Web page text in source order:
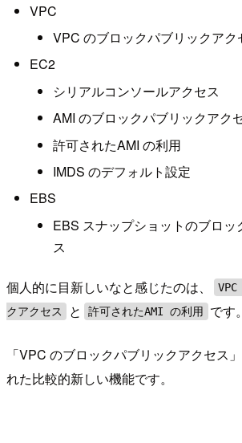
VPC
VPC のブロックパブリックアク
EC2
シリアルコンソールアクセス
AMI のブロックパブリックアク
許可されたAMI の利用
IMDS のデフォルト設定
EBS
EBS スナップショットのブロッ
ス
個人的に目新しいなと感じたのは、
クアクセス
と 許可されたAMI の利用 です。
「VPC のブロックパブリックアクセス
れた比較的新しい機能です。